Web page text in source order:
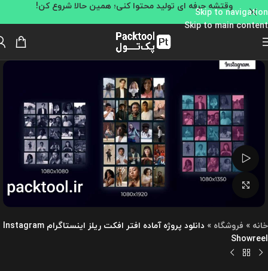
Skip to navigation
Skip to main content
وقتشه حرفه ای تولید محتوا کنی؛ همین حالا شروع کن!
تماشای ویدئو
بزرگنمایی تصویر
خانه » فروشگاه »
دانلود پروژه آماده افتر افکت ریلز اینستاگرام Instagram
Showreel